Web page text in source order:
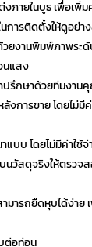
ภายในบูธ เพื่อเพิ่ม
การติดตั้งให้ดูอย่า
ยงานพิมพ์ภาพระ
นแสง
ำปรึกษาด้วยทีมงา
การขาย โดยไม่มี
บบ โดยไม่มีค่าใช้จ่
วัสดุจริงให้ตรวจ
มารถยืดหุบได้ง่าย
ต่อท่อน